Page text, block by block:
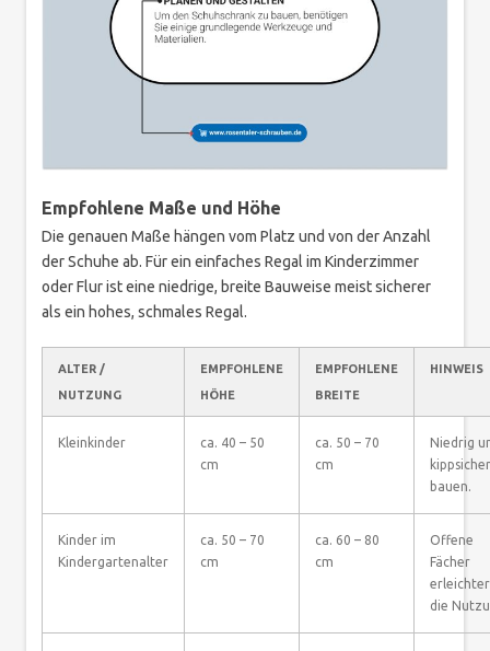
Empfohlene Maße und Höhe
Die genauen Maße hängen vom Platz und von der Anzahl
der Schuhe ab. Für ein einfaches Regal im Kinderzimmer
oder Flur ist eine niedrige, breite Bauweise meist sicherer
als ein hohes, schmales Regal.
ALTER /
NUTZUNG
EMPFOHLENE
HÖHE
EMPFOHLENE
BREITE
HINWEIS
Kleinkinder
ca. 40 – 50
cm
ca. 50 – 70
cm
Niedrig
kippsicher
bauen.
Kinder im
Kindergartenalter
ca. 50 – 70
cm
ca. 60 – 80
cm
Offene
Fächer
die